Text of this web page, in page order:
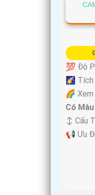
💯 Độ
🌠 Tích
🌈 Xem
Có
↕️ Cấu
️📢 Ưu